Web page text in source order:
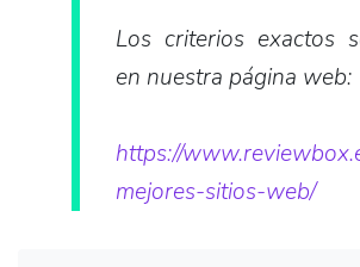
Los criterios exactos
en nuestra página web:
https://
mejores-sitios-web/